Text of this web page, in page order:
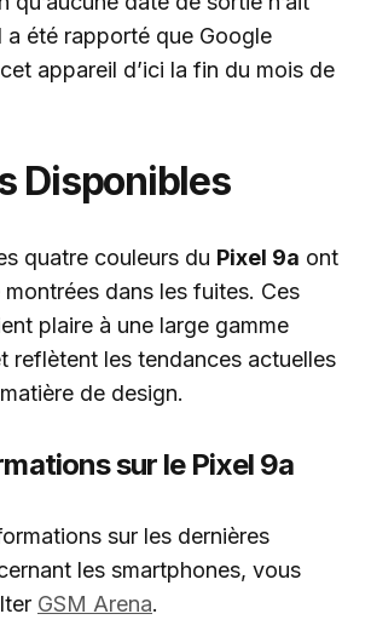
a été rapporté que Google
appareil d’ici la fin du mois de
Disponibles
quatre couleurs du Pixel 9a ont
dans les fuites. Ces
plaire à une large gamme
reflètent les tendances actuelles
de design.
sur le Pixel 9a
sur les dernières
les smartphones, vous
GSM Arena.